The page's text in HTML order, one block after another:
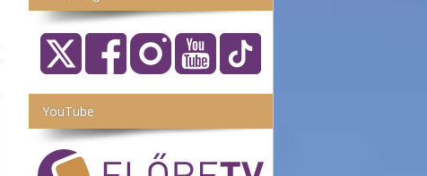
YouTube